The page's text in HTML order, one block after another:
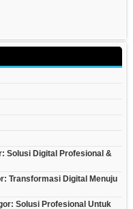
Solusi Digital Profesional &
Transformasi Digital Menuju
Solusi Profesional Untuk